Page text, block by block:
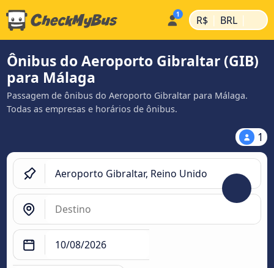
R$ | BRL |
Ônibus do Aeroporto Gibraltar (GIB)
para Málaga
Passagem de ônibus do Aeroporto Gibraltar para Málaga.
Todas as empresas e horários de ônibus.
1